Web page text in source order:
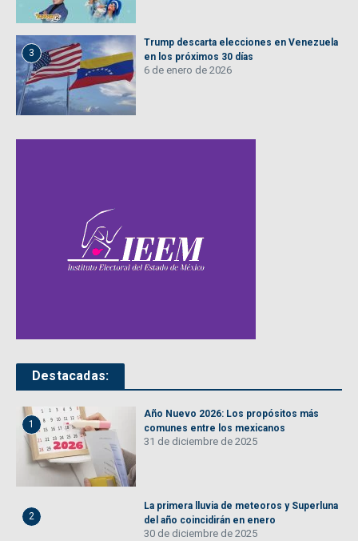
3
Trump descarta elecciones en Venezuela
en los próximos 30 días
6 de enero de 2026
Destacadas:
1
Año Nuevo 2026: Los propósitos más
comunes entre los mexicanos
31 de diciembre de 2025
2
La primera lluvia de meteoros y Superluna
del año coincidirán en enero
30 de diciembre de 2025